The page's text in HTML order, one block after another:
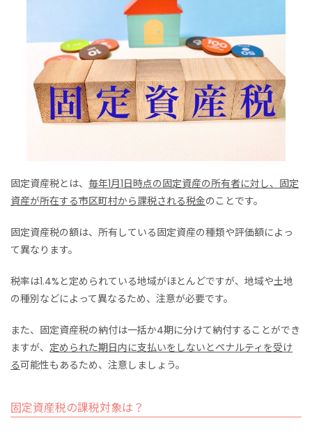
固定資産税とは、 毎年1月1日時点の固定資産の所有者に対し、固定
資産が所在する市区町村から課税される税金のことです。
固定資産税の額は、所有している固定資産の種類や評価額によっ
て異なります。
税率は1.4%と定められている地域がほとんどですが、地域や土地
の種別などによって異なるため、注意が必要です。
また、固定資産税の納付は一括か4期に分けて納付することができ
ますが、 定められた期日内に支払いをしないとペナルティを受け
る可能性もあるため、注意しましょう。
固定資産税の課税対象は？